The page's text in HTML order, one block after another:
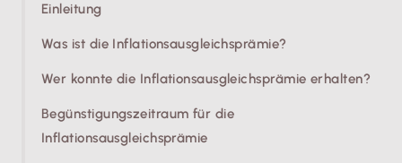
Einleitung
Was ist die Inflationsausgleichsprämie?
Wer konnte die Inflationsausgleichsprämie erhalten?
Begünstigungszeitraum für die
Inflationsausgleichsprämie